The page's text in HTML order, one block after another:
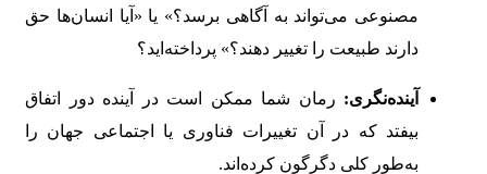
مصنوعی می‌تواند به آگاهی برسد؟» یا «آیا انسان‌ها حق
دارند طبیعت را تغییر دهند؟» پرداخته‌اید؟
آینده‌نگری: رمان شما ممکن است در آینده دور اتفاق
بیفتد که در آن تغییرات فناوری یا اجتماعی جهان را
به‌طور کلی دگرگون کرده‌اند.